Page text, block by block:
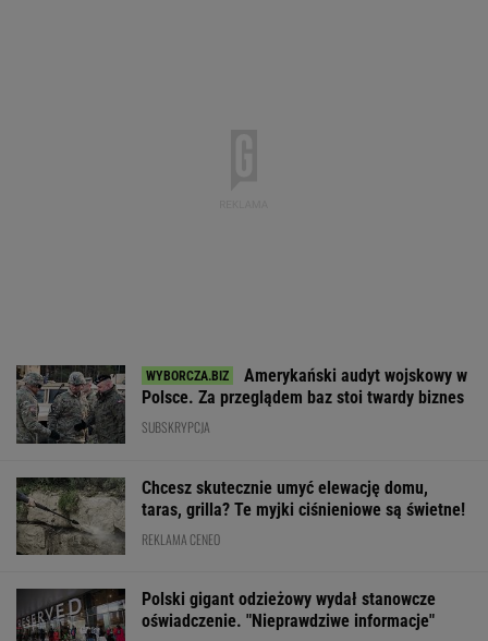
Amerykański audyt wojskowy w
Polsce. Za przeglądem baz stoi twardy biznes
SUBSKRYPCJA
Chcesz skutecznie umyć elewację domu,
taras, grilla? Te myjki ciśnieniowe są świetne!
REKLAMA CENEO
Polski gigant odzieżowy wydał stanowcze
oświadczenie. "Nieprawdziwe informacje"